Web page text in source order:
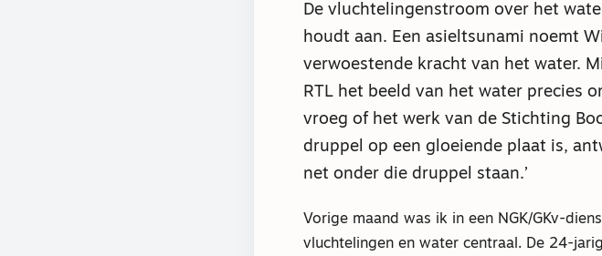
De vluchtelingenstroom over het
houdt aan. Een asieltsunami noemt
verwoestende kracht van het water.
RTL het beeld van het water precies
vroeg of het werk van de Stichting
druppel op een gloeiende plaat is,
net onder die druppel staan.’
Vorige maand was ik in een NGK/GKv-
vluchtelingen en water centraal. De 24-